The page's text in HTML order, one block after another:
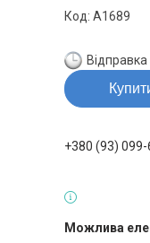
Код: A1689
+380 (93)